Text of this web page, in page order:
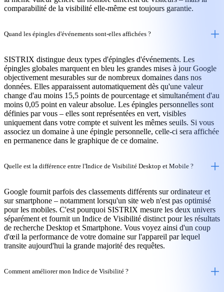
comparabilité de la visibilité elle-même est toujours garantie.
Quand les épingles d'événements sont-elles affichées ?
SISTRIX distingue deux types d'épingles d'événements. Les
épingles globales marquent en bleu les grandes mises à jour Google
objectivement mesurables sur de nombreux domaines dans nos
données. Elles apparaissent automatiquement dès qu'une valeur
change d'au moins 15,5 points de pourcentage et simultanément d'au
moins 0,05 point en valeur absolue. Les épingles personnelles sont
définies par vous – elles sont représentées en vert, visibles
uniquement dans votre compte et suivent les mêmes seuils. Si vous
associez un domaine à une épingle personnelle, celle-ci sera affichée
en permanence dans le graphique de ce domaine.
Quelle est la différence entre l'Indice de Visibilité Desktop et Mobile ?
Google fournit parfois des classements différents sur ordinateur et
sur smartphone – notamment lorsqu'un site web n'est pas optimisé
pour les mobiles. C'est pourquoi SISTRIX mesure les deux univers
séparément et fournit un Indice de Visibilité distinct pour les résultats
de recherche Desktop et Smartphone. Vous voyez ainsi d'un coup
d'œil la performance de votre domaine sur l'appareil par lequel
transite aujourd'hui la grande majorité des requêtes.
Comment améliorer mon Indice de Visibilité ?